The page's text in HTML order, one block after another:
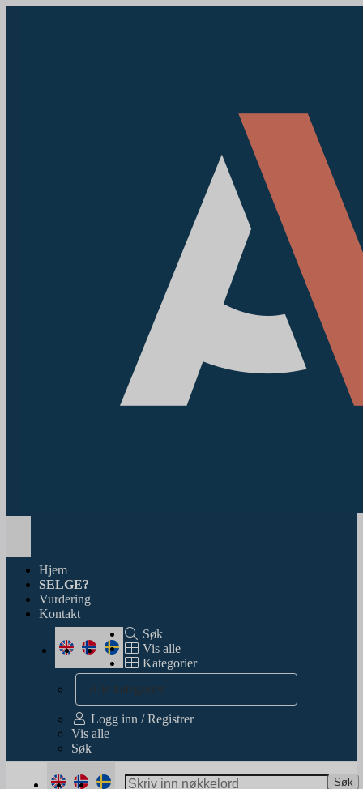
navigation
Hjem
SELGE?
Vurdering
Kontakt
Søk
Vis alle
Kategorier
Alle kategorier
Logg inn / Registrer
Vis alle
Søk
Søk